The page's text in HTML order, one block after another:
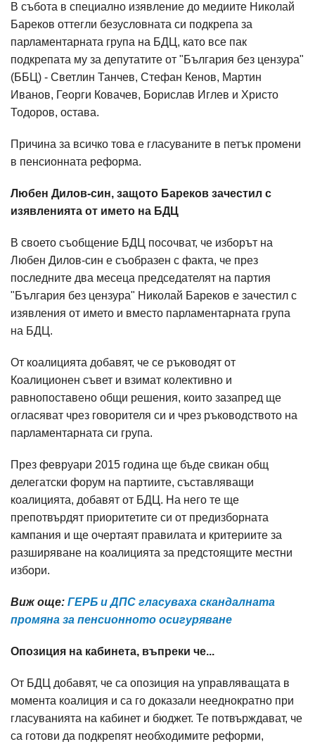
В събота в специално изявление до медиите Николай
Бареков оттегли безусловната си подкрепа за
парламентарната група на БДЦ, като все пак
подкрепата му за депутатите от "България без цензура"
(ББЦ) - Светлин Танчев, Стефан Кенов, Мартин
Иванов, Георги Ковачев, Борислав Иглев и Христо
Тодоров, остава.
Причина за всичко това е гласуваните в петък промени
в пенсионната реформа.
Любен Дилов-син, защото Бареков зачестил с
изявленията от името на БДЦ
В своето съобщение БДЦ посочват, че изборът на
Любен Дилов-син е съобразен с факта, че през
последните два месеца председателят на партия
"България без цензура" Николай Бареков е зачестил с
изявления от името и вместо парламентарната група
на БДЦ.
От коалицията добавят, че се ръководят от
Коалиционен съвет и взимат колективно и
равнопоставено общи решения, които зазапред ще
огласяват чрез говорителя си и чрез ръководството на
парламентарната си група.
През февруари 2015 година ще бъде свикан общ
делегатски форум на партиите, съставляващи
коалицията, добавят от БДЦ. На него те ще
препотвърдят приоритетите си от предизборната
кампания и ще очертаят правилата и критериите за
разширяване на коалицията за предстоящите местни
избори.
Виж още: ГЕРБ и ДПС гласуваха скандалната
промяна за пенсионното осигуряване
Опозиция на кабинета, въпреки че...
От БДЦ добавят, че са опозиция на управляващата в
момента коалиция и са го доказали нееднократно при
гласуванията на кабинет и бюджет. Те потвърждават, че
са готови да подкрепят необходимите реформи,